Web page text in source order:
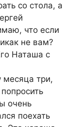
со стола, а
что если
не вам?
Наташа с
три,
очень
поехать